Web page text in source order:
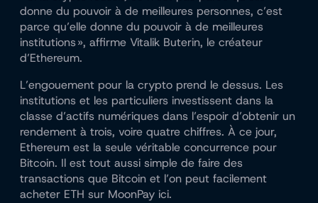
donne du pouvoir à de meilleures personnes, c’est
parce qu’elle donne du pouvoir à de meilleures
institutions », affirme Vitalik Buterin, le créateur
d’Ethereum.
L’engouement pour la crypto prend le dessus. Les
institutions et les particuliers investissent dans la
classe d’actifs numériques dans l’espoir d’obtenir un
rendement à trois, voire quatre chiffres. À ce jour,
Ethereum est la seule véritable concurrence pour
Bitcoin. Il est tout aussi simple de faire des
transactions que Bitcoin et l’on peut facilement
acheter ETH sur MoonPay ici.